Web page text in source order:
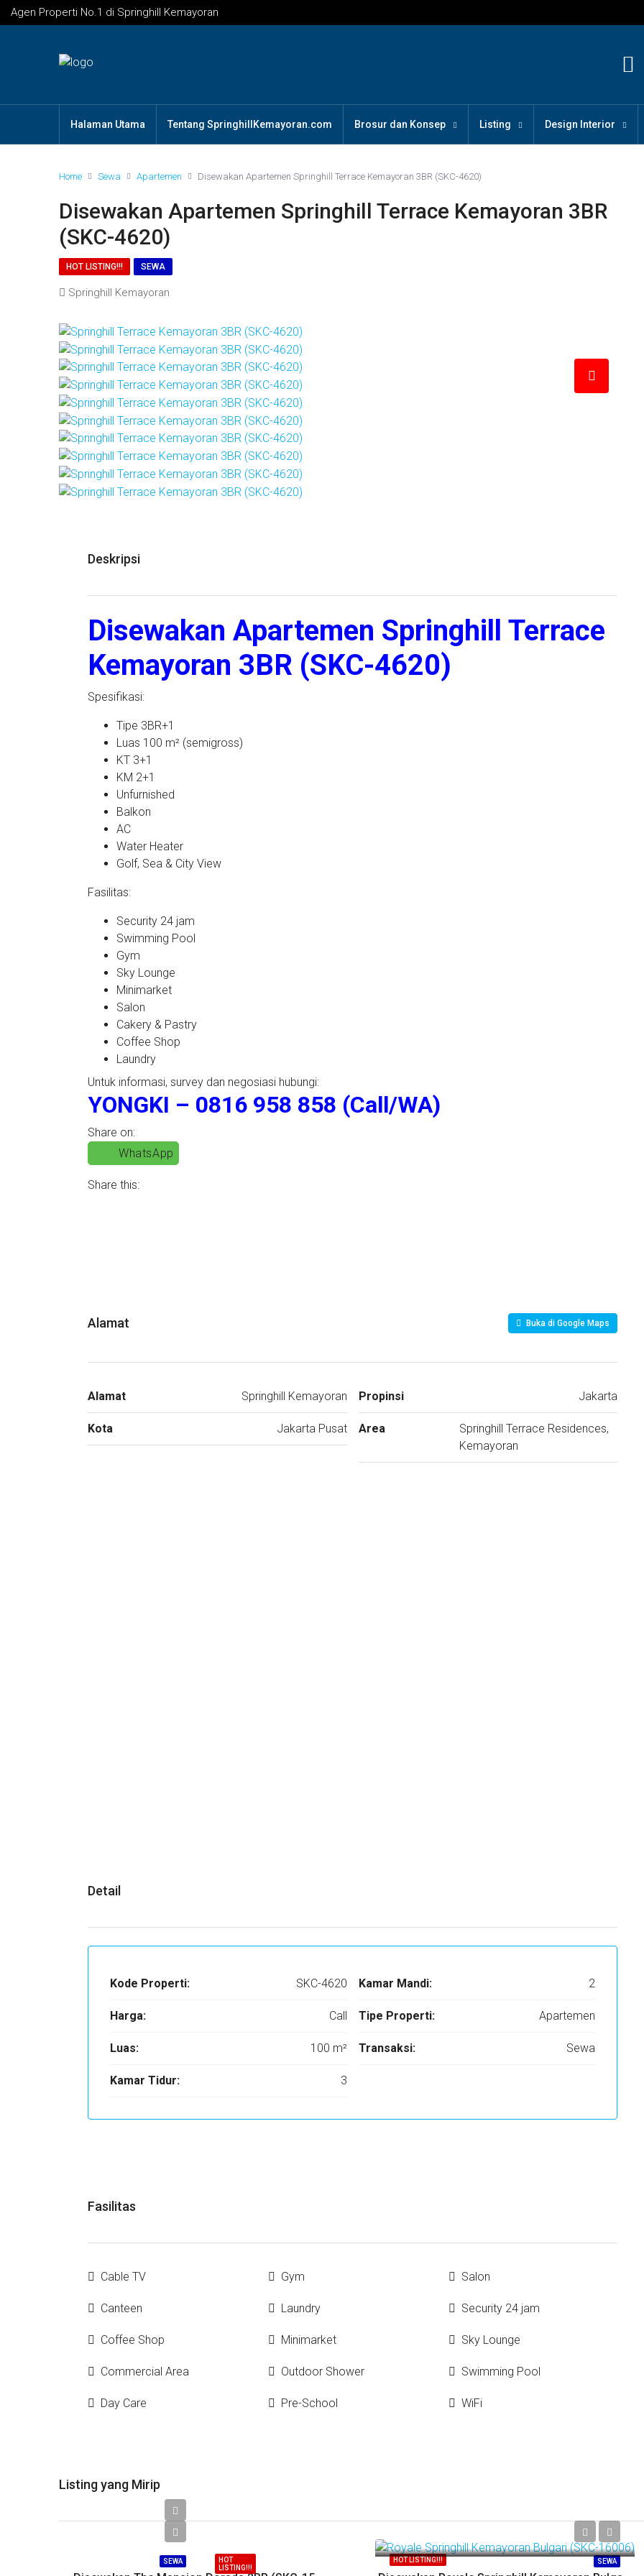
Agen Properti No.1 di Springhill Kemayoran
Halaman Utama Tentang SpringhillKemayoran.com Brosur dan Konsep Listing Design Interior
Home Sewa Apartemen Disewakan Apartemen Springhill Terrace Kemayoran 3BR (SKC-4620)
Disewakan Apartemen Springhill Terrace Kemayoran 3BR
(SKC-4620)
HOT LISTING!!! SEWA
Springhill Kemayoran
Deskripsi
Disewakan Apartemen Springhill Terrace
Kemayoran 3BR (SKC-4620)
Spesifikasi:
Tipe 3BR+1
Luas 100 m² (semigross)
KT 3+1
KM 2+1
Unfurnished
Balkon
AC
Water Heater
Golf, Sea & City View
Fasilitas:
Security 24 jam
Swimming Pool
Gym
Sky Lounge
Minimarket
Salon
Cakery & Pastry
Coffee Shop
Laundry
Untuk informasi, survey dan negosiasi hubungi:
YONGKI – 0816 958 858 (Call/WA)
Share on:
WhatsApp
Share this:
Alamat Buka di Google Maps
Alamat Springhill Kemayoran
Kota Jakarta Pusat
Propinsi Jakarta
Area
Springhill Terrace Residences,
Kemayoran
Detail
Kode Properti: SKC-4620
Harga: Call
Luas: 100 m²
Kamar Tidur: 3
Kamar Mandi: 2
Tipe Properti: Apartemen
Transaksi: Sewa
Fasilitas
Cable TV
Canteen
Coffee Shop
Commercial Area
Day Care
Gym
Laundry
Minimarket
Outdoor Shower
Pre-School
Salon
Security 24 jam
Sky Lounge
Swimming Pool
WiFi
Listing yang Mirip
HOT
LISTING!!!
SEWA HOT LISTING!!! SEWA